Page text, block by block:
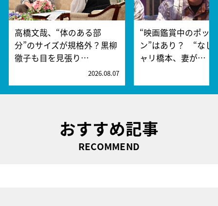
高橋文哉、“体のある部
分”のサイズが規格外？黒柳
徹子も目を見張り…
2026.08.07
“映画鑑賞中のポッ
ン”はあり？ “なし
ャリ橋本、妻が…
おすすめ記事
RECOMMEND